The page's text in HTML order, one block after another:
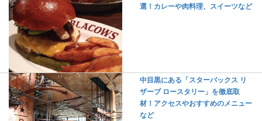
選！カレーや肉料理、スイーツなど
中目黒にある「スターバックス リ
ザーブ ロースタリー」を徹底取
材！アクセスやおすすめのメニュー
など